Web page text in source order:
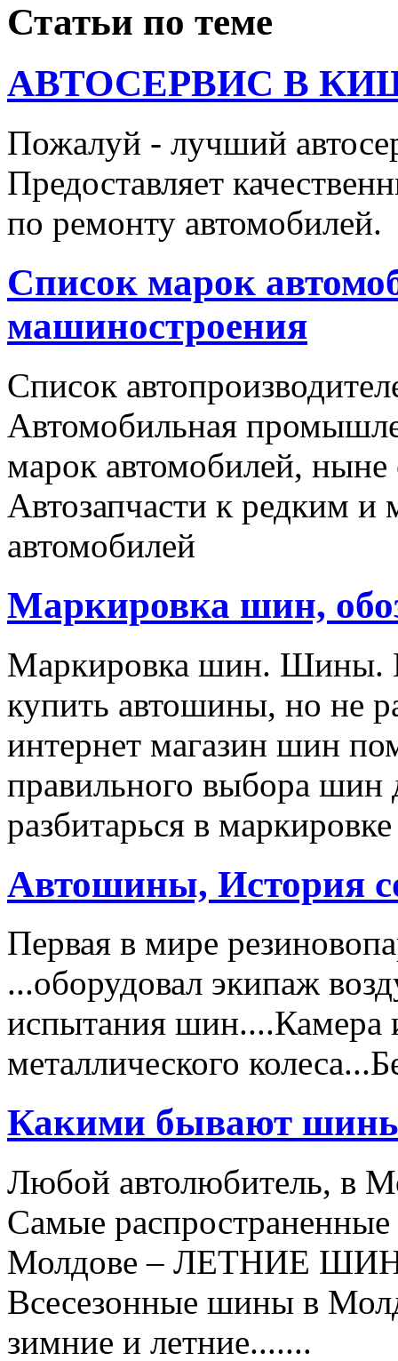
Статьи по теме
АВТОСЕРВИС В
Пожалуй - лучший
Предоставляет
по ремонту автомобилей.
Список марок
машиностроения
Список
Автомобильная
марок автомобилей,
Автозапчасти к редким
автомобилей
Маркировка шин,
Маркировка шин. Шины.
купить автошины, но не
интернет магазин шин
правильного выбора шин
разбитарься в
Автошины, История
Первая в мире
...оборудовал экипаж
испытания шин....Камера
металлического
Какими бывают
Любой автолюбитель, в
Самые
Молдове – ЛЕТНИЕ
Всесезонные шины в
зимние и летние.......